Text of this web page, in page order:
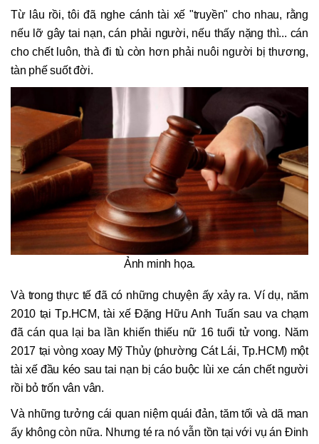
Từ lâu rồi, tôi đã nghe cánh tài xế "truyền" cho nhau, rằng
nếu lỡ gây tai nạn, cán phải người, nếu thấy nặng thì... cán
cho chết luôn, thà đi tù còn hơn phải nuôi người bị thương,
tàn phế suốt đời.
Ảnh minh họa.
Và trong thực tế đã có những chuyện ấy xảy ra. Ví dụ, năm
2010 tại Tp.HCM, tài xế Đặng Hữu Anh Tuấn sau va chạm
đã cán qua lại ba lần khiến thiếu nữ 16 tuổi tử vong. Năm
2017 tại vòng xoay Mỹ Thủy (phường Cát Lái, Tp.HCM) một
tài xế đầu kéo sau tai nạn bị cáo buộc lùi xe cán chết người
rồi bỏ trốn vân vân.
Và những tưởng cái quan niệm quái đản, tăm tối và dã man
ấy không còn nữa. Nhưng té ra nó vẫn tồn tại với vụ án Đinh